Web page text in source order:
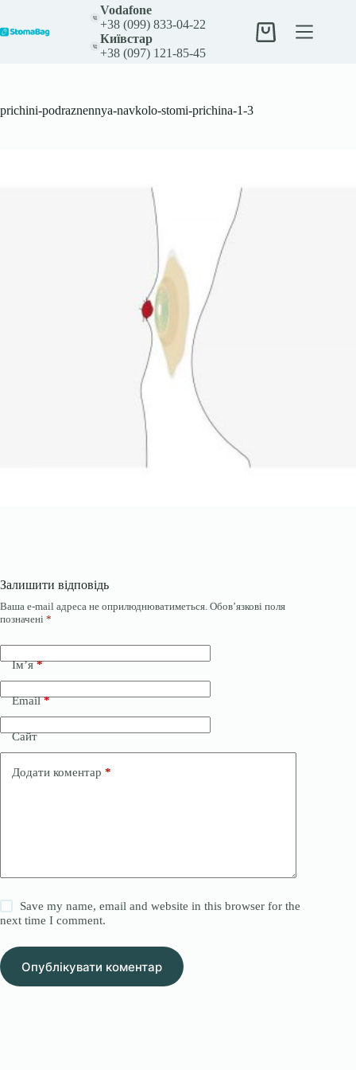
вмісту
Vodafone
+38 (099) 833-04-22
Київстар
+38 (097) 121-85-45
Кошик
prichini-podraznennya-navkolo-stomi-prichina-1-3
Залишити відповідь
Ваша e-mail адреса не оприлюднюватиметься. Обов’язкові поля
позначені *
Ім’я*
Email*
Сайт
Додати коментар *
Save my name, email and website in this browser for the
next time I comment.
Опублікувати коментар